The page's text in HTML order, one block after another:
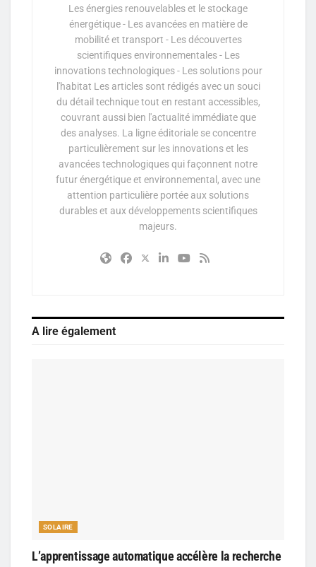
Les énergies renouvelables et le stockage
énergétique - Les avancées en matière de
mobilité et transport - Les découvertes
scientifiques environnementales - Les
innovations technologiques - Les solutions pour
l'habitat Les articles sont rédigés avec un souci
du détail technique tout en restant accessibles,
couvrant aussi bien l'actualité immédiate que
des analyses. La ligne éditoriale se concentre
particulièrement sur les innovations et les
avancées technologiques qui façonnent notre
futur énergétique et environnemental, avec une
attention particulière portée aux solutions
durables et aux développements scientifiques
majeurs.
A lire également
SOLAIRE
L’apprentissage automatique accélère la recherche